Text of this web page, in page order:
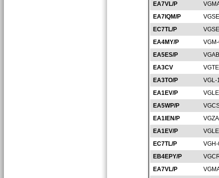
EA7VL/P
EA7IQM/P
EC7TL/P
EA4MY/P
EA5ES/P
EA3CV
EA3TO/P
VGL-
EA1EV/P
EA5WP/P
EA1IEN/P
EA1EV/P
EC7TL/P
EB4EPY/P
EA7VL/P